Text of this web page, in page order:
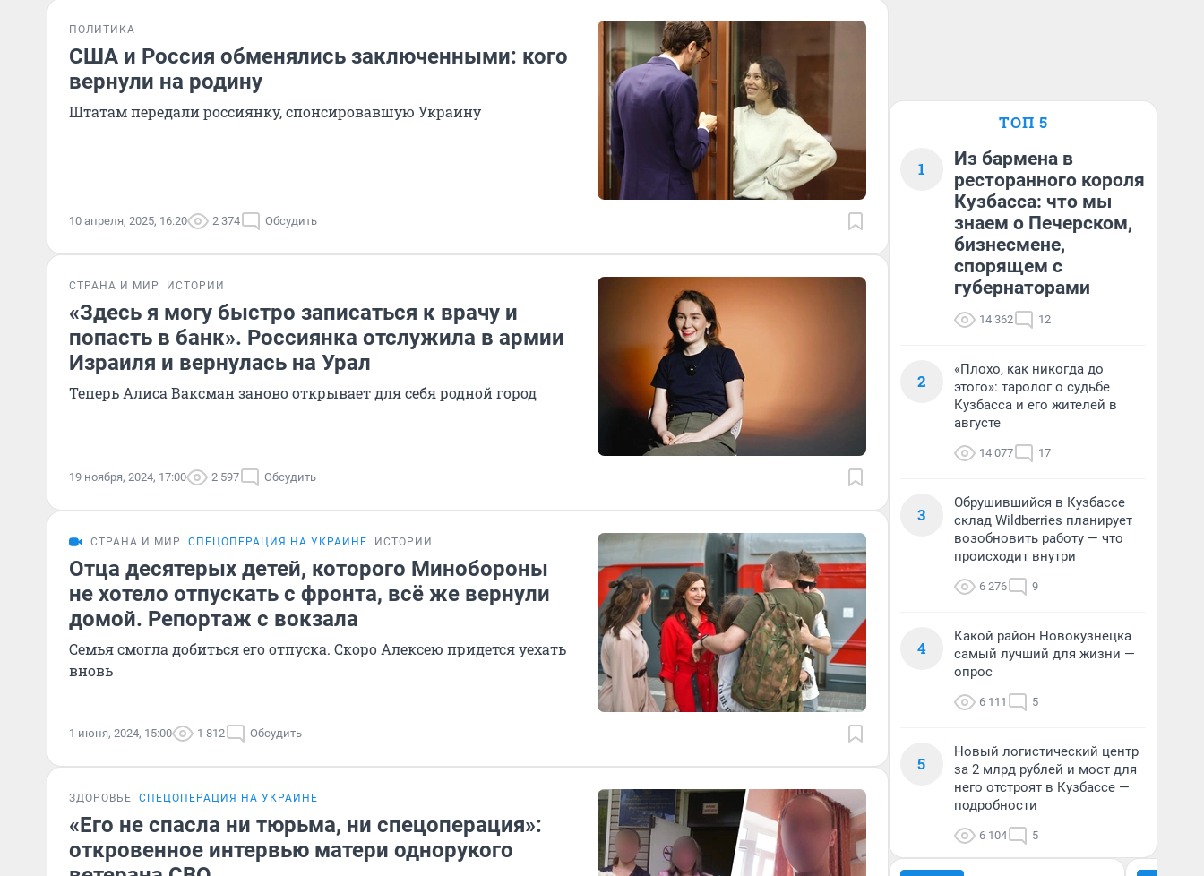
ПОЛИТИКА
США и Россия обменялись заключенными: кого
вернули на родину
Штатам передали россиянку, спонсировавшую Украину
10 апреля, 2025, 16:20 2 374 Обсудить
СТРАНА И МИР ИСТОРИИ
«Здесь я могу быстро записаться к врачу и
попасть в банк». Россиянка отслужила в армии
Израиля и вернулась на Урал
Теперь Алиса Ваксман заново открывает для себя родной город
19 ноября, 2024, 17:00 2 597 Обсудить
СТРАНА И МИР СПЕЦОПЕРАЦИЯ НА УКРАИНЕ ИСТОРИИ
Отца десятерых детей, которого Минобороны
не хотело отпускать с фронта, всё же вернули
домой. Репортаж с вокзала
Семья смогла добиться его отпуска. Скоро Алексею придется уехать
вновь
1 июня, 2024, 15:00 1 812 Обсудить
ЗДОРОВЬЕ СПЕЦОПЕРАЦИЯ НА УКРАИНЕ
«Его не спасла ни тюрьма, ни спецоперация»:
откровенное интервью матери однорукого
ТОП 5
1
Из бармена в
ресторанного короля
Кузбасса: что мы
знаем о Печерском,
бизнесмене,
спорящем с
губернаторами
14 362 12
2
«Плохо, как никогда до
этого»: таролог о судьбе
Кузбасса и его жителей в
августе
14 077 17
3
Обрушившийся в Кузбассе
склад Wildberries планирует
возобновить работу — что
происходит внутри
6 276 9
4
Какой район Новокузнецка
самый лучший для жизни —
опрос
6 111 5
5
Новый логистический центр
за 2 млрд рублей и мост для
него отстроят в Кузбассе —
подробности
6 104 5